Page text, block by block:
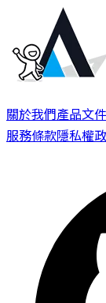
關於我們產品文件
服務條款隱私權